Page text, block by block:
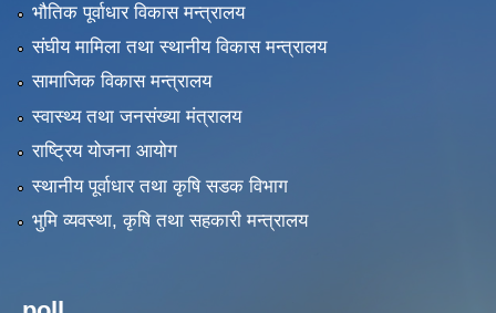
भौतिक पूर्वाधार विकास मन्त्रालय
संघीय मामिला तथा स्थानीय विकास मन्त्रालय
सामाजिक विकास मन्त्रालय
स्वास्थ्य तथा जनसंख्या मंत्रालय
राष्ट्रिय योजना आयोग
स्थानीय पूर्वाधार तथा कृषि सडक विभाग
भुमि व्यवस्था, कृषि तथा सहकारी मन्त्रालय